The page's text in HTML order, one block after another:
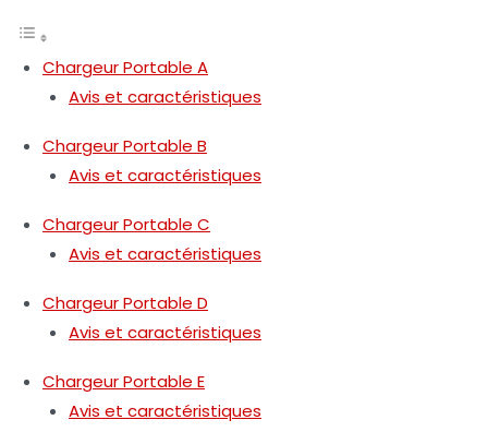
Chargeur Portable A
Avis et caractéristiques
Chargeur Portable B
Avis et caractéristiques
Chargeur Portable C
Avis et caractéristiques
Chargeur Portable D
Avis et caractéristiques
Chargeur Portable E
Avis et caractéristiques